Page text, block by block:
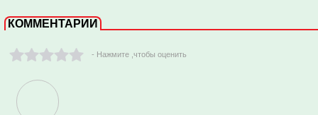
КОММЕНТАРИИ
- Нажмите ,чтобы оценить